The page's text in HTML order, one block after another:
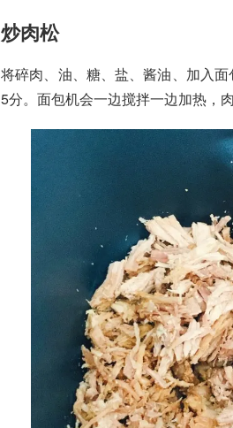
炒肉松
将碎肉、油、糖、盐、酱油、加入
5分。面包机会一边搅拌一边加热，